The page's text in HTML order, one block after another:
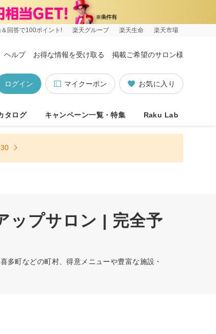
回答で100ポイント! 楽天グループ 楽天生命 楽天市場
ヘルプ お得な情報を受け取る 掲載ご希望のサロン様
お気に入り
マイクーポン
ログイン
タログ キャンペーン一覧・特集 Raku Lab
ップサロン | 完全予
多町などの町村、得意メニューや豊富な施設・